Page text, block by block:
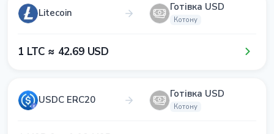
Litecoin Готівка USD
Котону
1​ LTC ≈ 4​2​.6​9​ USD
USDC ERC20 Готівка USD
Котону